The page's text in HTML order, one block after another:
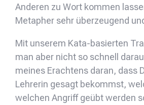
Anderen zu Wort kommen
Metapher sehr überzeugend
Mit unserem Kata-basierten
man aber nicht so schnell
meines Erachtens daran, dass
Lehrerin gesagt bekommst,
welchen Angriff geübt werden